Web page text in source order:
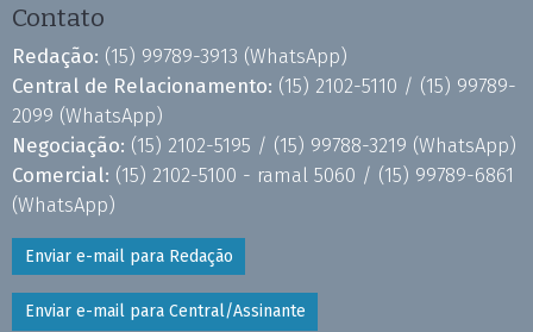
Contato
Redação: (15) 99789-3913 (WhatsApp)
Central de Relacionamento: (15) 2102-5110 / (15) 99789-
2099 (WhatsApp)
Negociação: (15) 2102-5195 / (15) 99788-3219 (WhatsApp)
Comercial: (15) 2102-5100 - ramal 5060 / (15) 99789-6861
(WhatsApp)
Enviar e-mail para Redação
Enviar e-mail para Central/Assinante